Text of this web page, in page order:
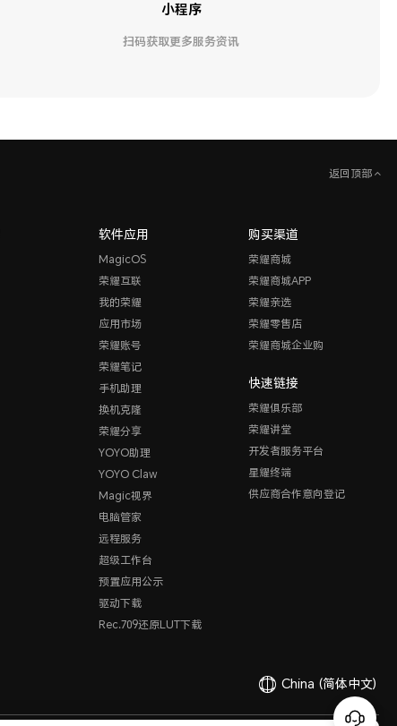
小程序
扫码获取更多服务资讯
返回顶部
软件应用
MagicOS
荣耀互联
我的荣耀
应用市场
荣耀账号
荣耀笔记
手机助理
换机克隆
荣耀分享
YOYO助理
YOYO Claw
Magic视界
电脑管家
远程服务
超级工作台
预置应用公示
驱动下载
Rec.709还原LUT下载
购买渠道
荣耀商城
荣耀商城APP
荣耀亲选
荣耀零售店
荣耀商城企业购
快速链接
荣耀俱乐部
荣耀讲堂
开发者服务平台
星耀终端
供应商合作意向登记
China (简体中文)